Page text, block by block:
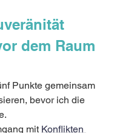
dem Raum
Punkte gemeinsam
bevor ich die
mit Konflikten